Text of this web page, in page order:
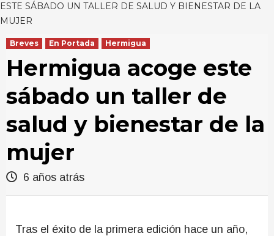
ESTE SÁBADO UN TALLER DE SALUD Y BIENESTAR DE LA
MUJER
Breves En Portada Hermigua
Hermigua acoge este
sábado un taller de
salud y bienestar de la
mujer
6 años atrás
Tras el éxito de la primera edición hace un año,